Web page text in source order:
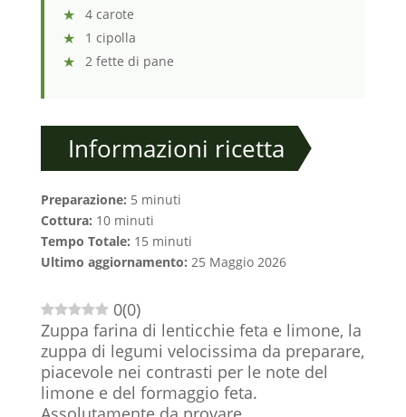
4 carote
1 cipolla
2 fette di pane
Informazioni ricetta
Preparazione: 5 minuti
Cottura: 10 minuti
Tempo Totale: 15 minuti
Ultimo aggiornamento: 25 Maggio 2026
0(0)
Zuppa farina di lenticchie feta e limone, la
zuppa di legumi velocissima da preparare,
piacevole nei contrasti per le note del
limone e del formaggio feta.